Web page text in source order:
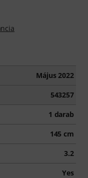
Május 2022
543257
1 darab
145 cm
3.2
Yes